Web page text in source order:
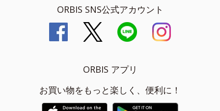
ORBIS SNS公式アカウント
ORBIS アプリ
お買い物をもっと楽しく、便利に！